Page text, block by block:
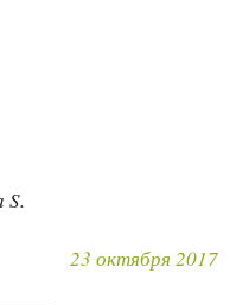
S.
23 октября 2017